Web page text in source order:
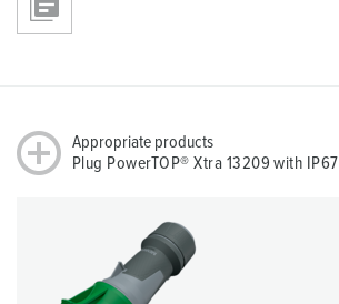
Appropriate products
Plug PowerTOP® Xtra 13209 with IP67